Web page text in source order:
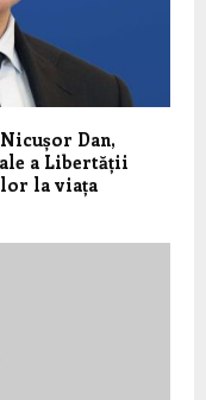
Dan,
a Libertății
la viața